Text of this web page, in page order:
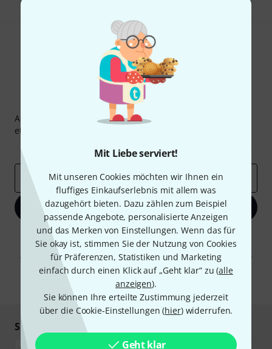
Mit Liebe serviert!
Mit unseren Cookies möchten wir Ihnen ein
fluffiges Einkaufserlebnis mit allem was
dazugehört bieten. Dazu zählen zum Beispiel
passende Angebote, personalisierte Anzeigen
und das Merken von Einstellungen. Wenn das für
Sie okay ist, stimmen Sie der Nutzung von Cookies
für Präferenzen, Statistiken und Marketing
einfach durch einen Klick auf „Geht klar“ zu (alle
anzeigen).
Sie können Ihre erteilte Zustimmung jederzeit
über die Cookie-Einstellungen (hier) widerrufen.
Geht klar
Thomann Newsletter
Abonniere den Thomann Newsletter und gewinne mit
etwas Glück einen von
Inspirierende Beiträge
Deals
E-Mail-Adresse*
Jetzt anmelden
Mit Klick auf „Jetzt anmelden“ stimmen Sie dem Erhalt von E-Mail-
Werbung und einer Messung des E-Mail-Nutzungsverhaltens zu. Die
Abmeldung ist jederzeit möglich. Weitere Informationen finden Sie in
unseren
Datenschutzhinweisen .
* Pflichtfeld
Sicher einkaufen & bezahlen